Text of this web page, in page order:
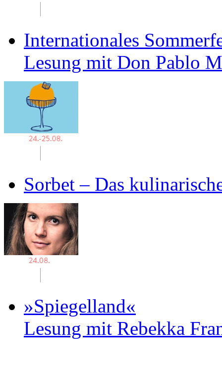
Internationales
Lesung mit Don Pablo
Sorbet – Das
»Spiegelland«
Lesung mit Rebekka